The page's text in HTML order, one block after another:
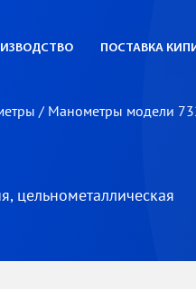
ПОСТАВКА
/ Манометры модели
цельнометаллическая